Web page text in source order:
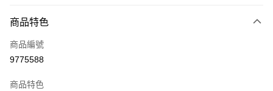
LINE Pay
Apple Pay
相關說明
商品特色
商品編號
9775588
商品特色